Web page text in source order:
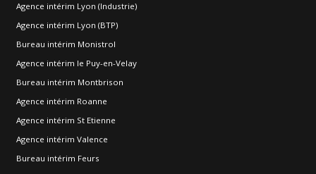
Agence intérim Lyon (Industrie)
Agence intérim Lyon (BTP)
Bureau intérim Monistrol
Agence intérim le Puy-en-Velay
Bureau intérim Montbrison
Agence intérim Roanne
Agence intérim St Etienne
Agence intérim Valence
Bureau intérim Feurs